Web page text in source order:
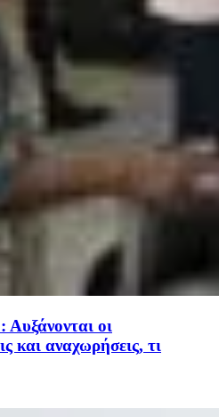
Αυξάνονται οι
και αναχωρήσεις, τι